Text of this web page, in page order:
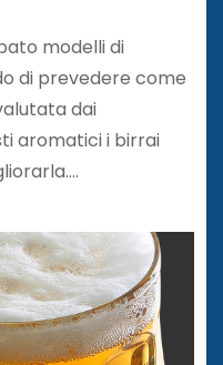
modelli di
di prevedere come
dai
aromatici i birrai